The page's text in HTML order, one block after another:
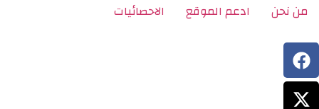
من نحن ادعم الموقع الاحصائيات